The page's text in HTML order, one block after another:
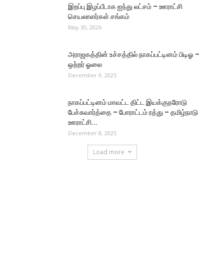
இறப்பு இழப்பீடாக ஐந்து லட்சம் – ஊராட்சி
செயலாளர்கள் சங்கம்
May 30, 2026
அராஜகத்தின் உச்சத்தில் நாகப்பட்டினம் பிடிஓ –
ஒற்றர் ஓலை
December 9, 2025
நாகப்பட்டினம் மாவட்ட திட்ட இயக்குநரோடு
பேச்சுவார்த்தை – போராட்டம் ரத்து – தமிழ்நாடு
ஊராட்சி...
December 8, 2025
Load more